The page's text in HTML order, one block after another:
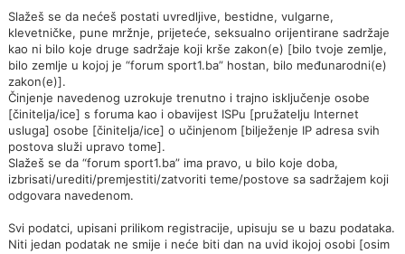
Slažeš se da nećeš postati uvredljive, bestidne, vulgarne,
klevetničke, pune mržnje, prijeteće, seksualno orijentirane sadržaje
kao ni bilo koje druge sadržaje koji krše zakon(e) [bilo tvoje zemlje,
bilo zemlje u kojoj je “forum sport1.ba” hostan, bilo međunarodni(e)
zakon(e)].
Činjenje navedenog uzrokuje trenutno i trajno isključenje osobe
[činitelja/ice] s foruma kao i obavijest ISPu [pružatelju Internet
usluga] osobe [činitelja/ice] o učinjenom [bilježenje IP adresa svih
postova služi upravo tome].
Slažeš se da “forum sport1.ba” ima pravo, u bilo koje doba,
izbrisati/urediti/premjestiti/zatvoriti teme/postove sa sadržajem koji
odgovara navedenom.
Svi podatci, upisani prilikom registracije, upisuju se u bazu podataka.
Niti jedan podatak ne smije i neće biti dan na uvid ikojoj osobi [osim